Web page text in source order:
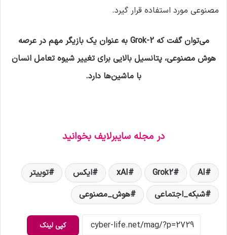
مصنوعی مورد استفاده قرار گیرد.
می‌توان گفت که Grok-2 به عنوان یک بازیگر مهم در عرصه
هوش مصنوعی، پتانسیل بالایی برای تغییر شیوه تعامل انسان
با ماشین‌ها دارد.
در مجله سایبرلایف بخوانید
AI
Grok2
xAI ایکس
توییتر
شبکه_اجتماعی
هوش_مصنوعی
کپی لینک